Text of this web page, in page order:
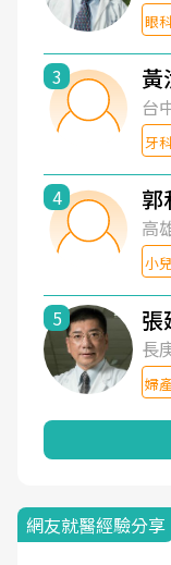
眼
3 黃
台
牙
4 郭
高
小
5 張
長
婦
網友就醫經驗分享